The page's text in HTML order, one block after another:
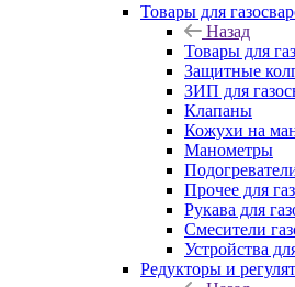
Товары для
Назад
Товары для
Защитные
ЗИП для
Клапаны
Кожухи на
Манометры
Прочее для
Рукава для
Смесители
Устройства
Редукторы и